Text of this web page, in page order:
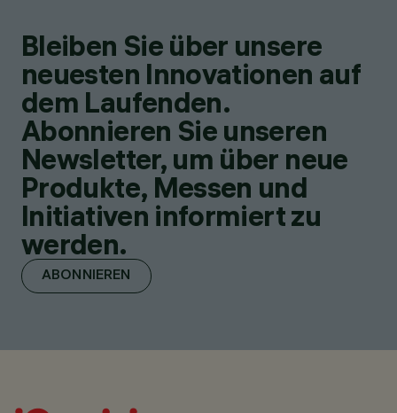
Bleiben Sie über unsere
neuesten Innovationen auf
dem Laufenden.
Abonnieren Sie unseren
Newsletter, um über neue
Produkte, Messen und
Initiativen informiert zu
werden.
ABONNIEREN